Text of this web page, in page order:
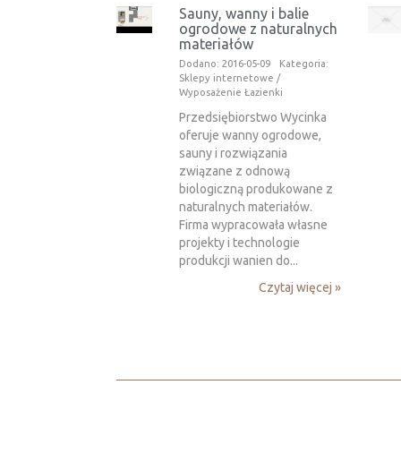
Sauny, wanny i balie
ogrodowe z naturalnych
materiałów
Dodano: 2016-05-09
Kategoria:
Sklepy internetowe /
Wyposażenie Łazienki
Przedsiębiorstwo Wycinka
oferuje wanny ogrodowe,
sauny i rozwiązania
związane z odnową
biologiczną produkowane z
naturalnych materiałów.
Firma wypracowała własne
projekty i technologie
produkcji wanien do...
Czytaj więcej »